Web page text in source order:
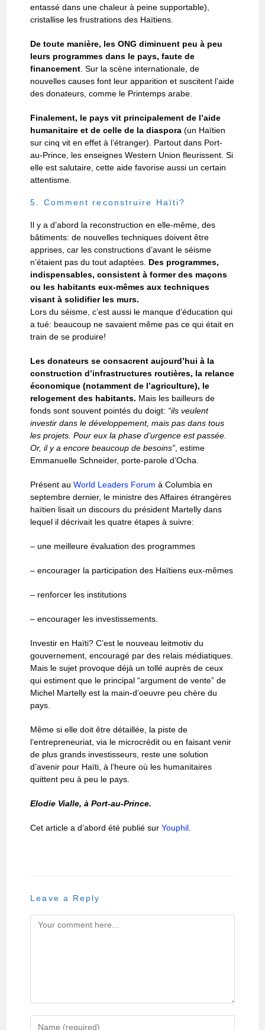
entassé dans une chaleur à peine supportable),
cristallise les frustrations des Haïtiens.
De toute manière, les ONG diminuent peu à peu
leurs programmes dans le pays, faute de
financement. Sur la scène internationale, de
nouvelles causes font leur apparition et suscitent l’aide
des donateurs, comme le Printemps arabe.
Finalement, le pays vit principalement de l’aide
humanitaire et de celle de la diaspora (un Haïtien
sur cinq vit en effet à l’étranger). Partout dans Port-
au-Prince, les enseignes Western Union fleurissent. Si
elle est salutaire, cette aide favorise aussi un certain
attentisme.
5. Comment reconstruire Haïti?
Il y a d’abord la reconstruction en elle-même, des
bâtiments: de nouvelles techniques doivent être
apprises, car les constructions d’avant le séisme
n’étaient pas du tout adaptées. Des programmes,
indispensables, consistent à former des maçons
ou les habitants eux-mêmes aux techniques
visant à solidifier les murs.
Lors du séisme, c’est aussi le manque d’éducation qui
a tué: beaucoup ne savaient même pas ce qui était en
train de se produire!
Les donateurs se consacrent aujourd’hui à la
construction d’infrastructures routières, la relance
économique (notamment de l’agriculture), le
relogement des habitants. Mais les bailleurs de
fonds sont souvent pointés du doigt: “ils veulent
investir dans le développement, mais pas dans tous
les projets. Pour eux la phase d’urgence est passée.
Or, il y a encore beaucoup de besoins”, estime
Emmanuelle Schneider, porte-parole d’Ocha.
Présent auWorld Leaders Forum à Columbia en
septembre dernier, le ministre des Affaires étrangères
haïtien lisait un discours du président Martelly dans
lequel il décrivait les quatre étapes à suivre:
– une meilleure évaluation des programmes
– encourager la participation des Haïtiens eux-mêmes
– renforcer les institutions
– encourager les investissements.
Investir en Haïti? C’est le nouveau leitmotiv du
gouvernement, encouragé par des relais médiatiques.
Mais le sujet provoque déjà un tollé auprès de ceux
qui estiment que le principal “argument de vente” de
Michel Martelly est la main-d’oeuvre peu chère du
pays.
Même si elle doit être détaillée, la piste de
l’entrepreneuriat, via le microcrédit ou en faisant venir
de plus grands investisseurs, reste une solution
d’avenir pour Haïti, à l’heure où les humanitaires
quittent peu à peu le pays.
Elodie Vialle, à Port-au-Prince.
Cet article a d’abord été publié surYouphil.
Leave a Reply